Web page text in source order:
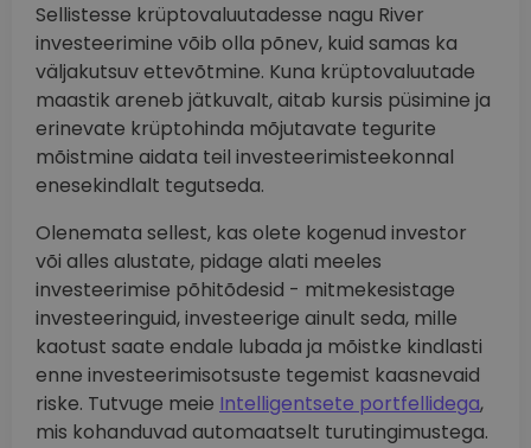
Sellistesse krüptovaluutadesse nagu River
investeerimine võib olla põnev, kuid samas ka
väljakutsuv ettevõtmine. Kuna krüptovaluutade
maastik areneb jätkuvalt, aitab kursis püsimine ja
erinevate krüptohinda mõjutavate tegurite
mõistmine aidata teil investeerimisteekonnal
enesekindlalt tegutseda.
Olenemata sellest, kas olete kogenud investor
või alles alustate, pidage alati meeles
investeerimise põhitõdesid - mitmekesistage
investeeringuid, investeerige ainult seda, mille
kaotust saate endale lubada ja mõistke kindlasti
enne investeerimisotsuste tegemist kaasnevaid
riske. Tutvuge meie Intelligentsete portfellidega,
mis kohanduvad automaatselt turutingimustega.